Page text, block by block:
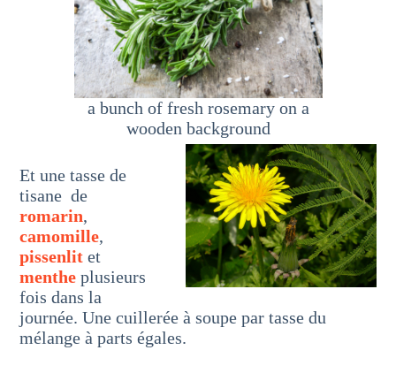
a bunch of fresh rosemary on a
wooden background
Et une tasse de
tisane de
romarin,
camomille,
pissenlit et
menthe plusieurs
fois dans la
journée. Une cuillerée à soupe par tasse du
mélange à parts égales.